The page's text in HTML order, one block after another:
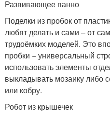
Развивающее панно
Поделки из пробок от
любят делать и сами – от
трудоёмких моделей. Это
пробки − универсальный
использовать элементы
выкладывать мозаику либо
или кобру.
Робот из крышечек